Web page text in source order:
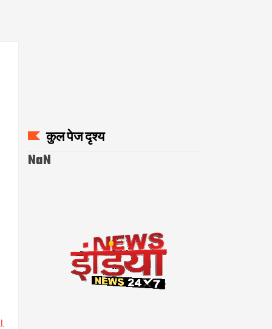
कुल पेज दृश्य
NaN